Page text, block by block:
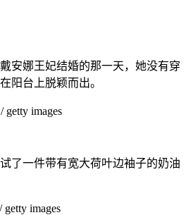
安娜王妃结婚的那一天，她没有穿
阳台上脱颖而出。
images
了一件带有宽大荷叶边袖子的奶油
images